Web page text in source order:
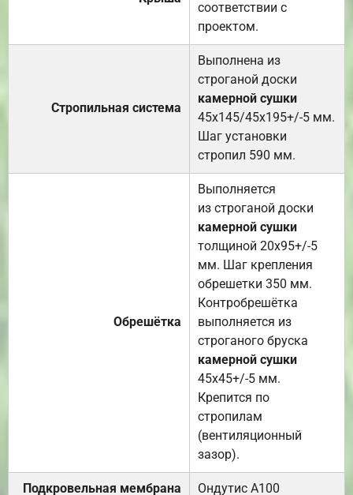
соответствии с
проектом.
Стропильная система
Выполнена из
строганой доски
камерной сушки
45х145/45х195+/-5 мм.
Шаг установки
стропил 590 мм.
Обрешётка
Выполняется
из строганой доски
камерной сушки
толщиной 20х95+/-5
мм. Шаг крепления
обрешетки 350 мм.
Контробрешётка
выполняется из
строганого бруска
камерной сушки
45х45+/-5 мм.
Крепится по
стропилам
(вентиляционный
зазор).
Подкровельная мембрана Ондутис А100